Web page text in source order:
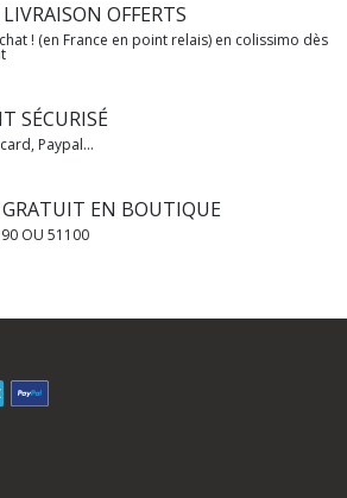
OFFERTS
! (en France en point relais) en colissimo dès
SÉCURISÉ
Paypal...
EN BOUTIQUE
OU 51100